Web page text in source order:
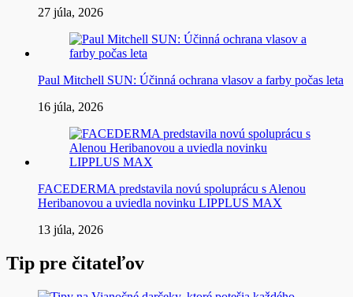
27 júla, 2026
Paul Mitchell SUN: Účinná ochrana vlasov a farby počas leta
16 júla, 2026
FACEDERMA predstavila novú spoluprácu s Alenou
Heribanovou a uviedla novinku LIPPLUS MAX
13 júla, 2026
Tip pre čitateľov